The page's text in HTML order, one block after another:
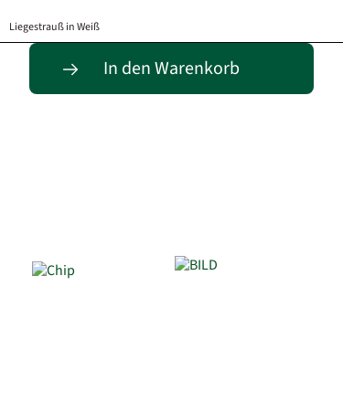
Liegestrauß in Weiß
In den Warenkorb